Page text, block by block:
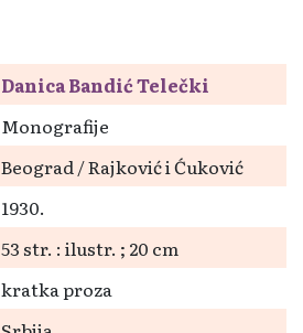
Danica Bandić Telečki
Monografije
Beograd / Rajković i Ćuković
1930.
53 str. : ilustr. ; 20 cm
kratka proza